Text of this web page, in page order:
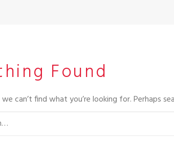
Found
can’t find what you’re looking for. Perhaps